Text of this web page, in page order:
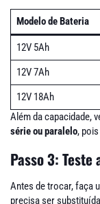
Modelo de Bateria
12V 5Ah
12V 7Ah
12V 18Ah
Além da capacidade,
série ou paralelo,
Passo 3:
Antes de trocar, faça
precisa ser